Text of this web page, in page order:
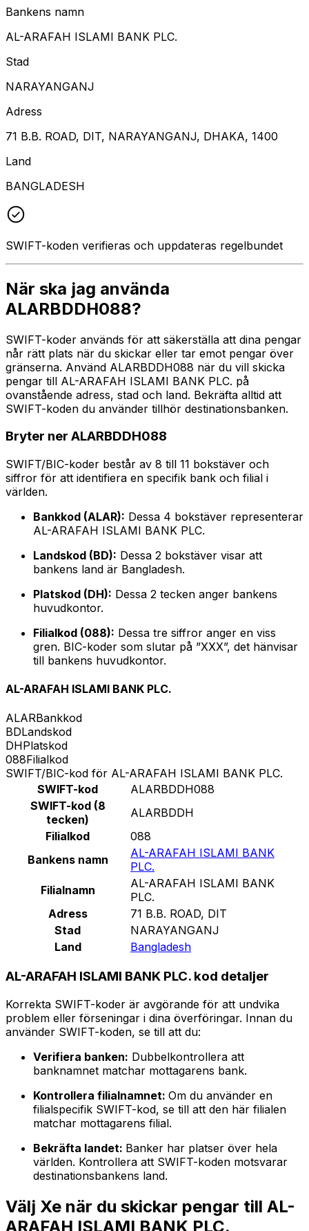
Bankens namn
AL-ARAFAH ISLAMI BANK PLC.
Stad
NARAYANGANJ
Adress
71 B.B. ROAD, DIT, NARAYANGANJ, DHAKA, 1400
Land
BANGLADESH
SWIFT-koden verifieras och uppdateras regelbundet
När ska jag använda
ALARBDDH088?
SWIFT-koder används för att säkerställa att dina pengar
når rätt plats när du skickar eller tar emot pengar över
gränserna. Använd ALARBDDH088 när du vill skicka
pengar till AL-ARAFAH ISLAMI BANK PLC. på
ovanstående adress, stad och land. Bekräfta alltid att
SWIFT-koden du använder tillhör destinationsbanken.
Bryter ner ALARBDDH088
SWIFT/BIC-koder består av 8 till 11 bokstäver och
siffror för att identifiera en specifik bank och filial i
världen.
Bankkod (ALAR): Dessa 4 bokstäver representerar
AL-ARAFAH ISLAMI BANK PLC.
Landskod (BD): Dessa 2 bokstäver visar att
bankens land är Bangladesh.
Platskod (DH): Dessa 2 tecken anger bankens
huvudkontor.
Filialkod (088): Dessa tre siffror anger en viss
gren. BIC-koder som slutar på ”XXX”, det hänvisar
till bankens huvudkontor.
AL-ARAFAH ISLAMI BANK PLC.
ALARBankkod
BDLandskod
DHPlatskod
088Filialkod
SWIFT/BIC-kod för AL-ARAFAH ISLAMI BANK PLC.
SWIFT-kod
ALARBDDH088
SWIFT-kod (8
tecken)
ALARBDDH
Filialkod
088
Bankens namn
AL-ARAFAH ISLAMI BANK
PLC.
Filialnamn
AL-ARAFAH ISLAMI BANK
PLC.
Adress
71 B.B. ROAD, DIT
Stad
NARAYANGANJ
Land
Bangladesh
AL-ARAFAH ISLAMI BANK PLC. kod detaljer
Korrekta SWIFT-koder är avgörande för att undvika
problem eller förseningar i dina överföringar. Innan du
använder SWIFT-koden, se till att du:
Verifiera banken: Dubbelkontrollera att
banknamnet matchar mottagarens bank.
Kontrollera filialnamnet: Om du använder en
filialspecifik SWIFT-kod, se till att den här filialen
matchar mottagarens filial.
Bekräfta landet: Banker har platser över hela
världen. Kontrollera att SWIFT-koden motsvarar
destinationsbankens land.
Välj Xe när du skickar pengar till AL-
ARAFAH ISLAMI BANK PLC.